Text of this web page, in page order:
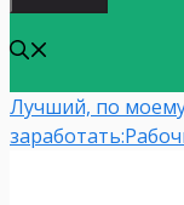
Лучший, по
заработать: